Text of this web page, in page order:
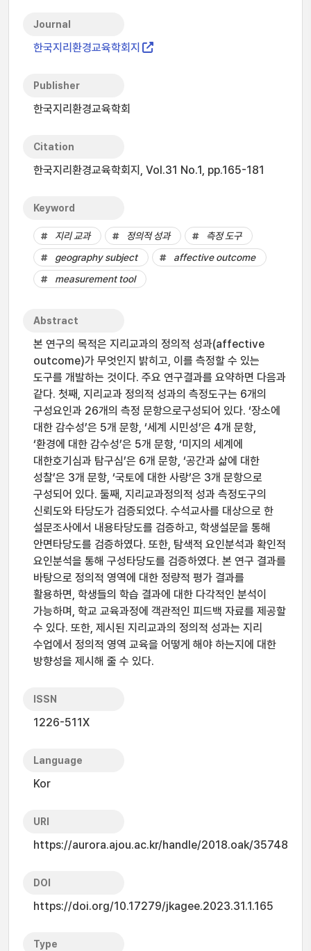
Journal
한국지리환경교육학회지
Publisher
한국지리환경교육학회
Citation
한국지리환경교육학회지, Vol.31 No.1, pp.165-181
Keyword
지리 교과 정의적 성과
측정 도구
geography subject
affective outcome
measurement tool
Abstract
본 연구의 목적은 지리교과의 정의적 성과(affective
outcome)가 무엇인지 밝히고, 이를 측정할 수 있는
도구를 개발하는 것이다. 주요 연구결과를 요약하면 다음과
같다. 첫째, 지리교과 정의적 성과의 측정도구는 6개의
구성요인과 26개의 측정 문항으로구성되어 있다. ‘장소에
대한 감수성’은 5개 문항, ‘세계 시민성’은 4개 문항,
‘환경에 대한 감수성’은 5개 문항, ‘미지의 세계에
대한호기심과 탐구심’은 6개 문항, ‘공간과 삶에 대한
성찰’은 3개 문항, ‘국토에 대한 사랑’은 3개 문항으로
구성되어 있다. 둘째, 지리교과정의적 성과 측정도구의
신뢰도와 타당도가 검증되었다. 수석교사를 대상으로 한
설문조사에서 내용타당도를 검증하고, 학생설문을 통해
안면타당도를 검증하였다. 또한, 탐색적 요인분석과 확인적
요인분석을 통해 구성타당도를 검증하였다. 본 연구 결과를
바탕으로 정의적 영역에 대한 정량적 평가 결과를
활용하면, 학생들의 학습 결과에 대한 다각적인 분석이
가능하며, 학교 교육과정에 객관적인 피드백 자료를 제공할
수 있다. 또한, 제시된 지리교과의 정의적 성과는 지리
수업에서 정의적 영역 교육을 어떻게 해야 하는지에 대한
방향성을 제시해 줄 수 있다.
ISSN
1226-511X
Language
Kor
URI
https://aurora.ajou.ac.kr/handle/2018.oak/35748
DOI
https://doi.org/10.17279/jkagee.2023.31.1.165
Type